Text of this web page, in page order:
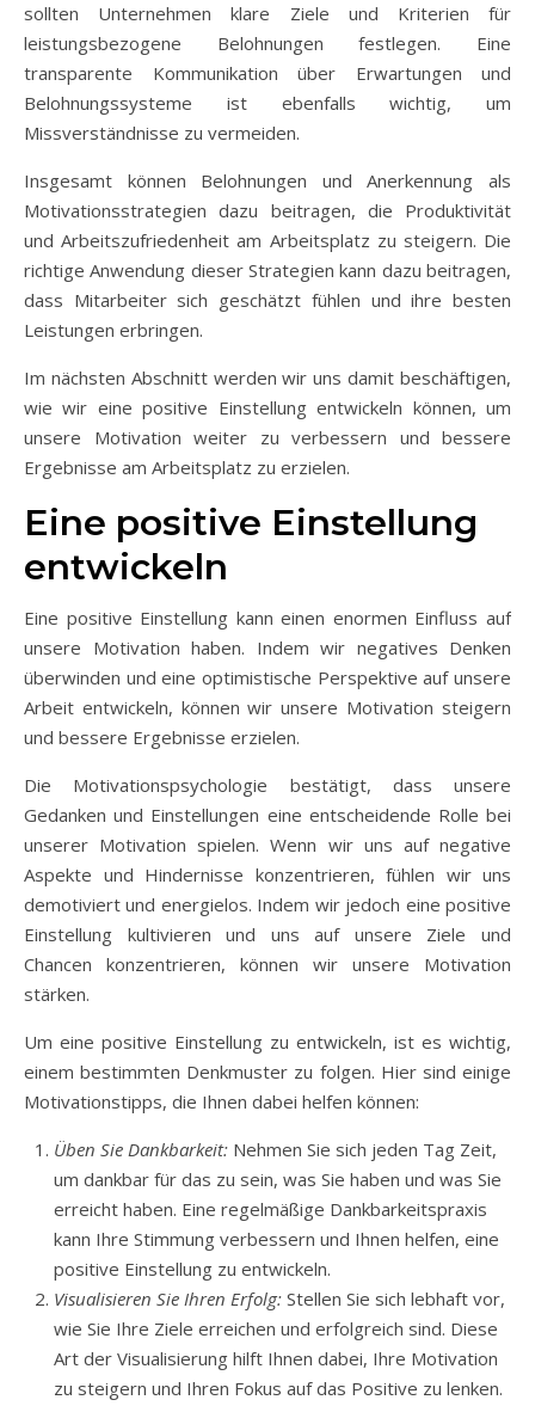
sollten Unternehmen klare Ziele und Kriterien für
leistungsbezogene Belohnungen festlegen. Eine
transparente Kommunikation über Erwartungen und
Belohnungssysteme ist ebenfalls wichtig, um
Missverständnisse zu vermeiden.
Insgesamt können Belohnungen und Anerkennung als
Motivationsstrategien dazu beitragen, die Produktivität
und Arbeitszufriedenheit am Arbeitsplatz zu steigern. Die
richtige Anwendung dieser Strategien kann dazu beitragen,
dass Mitarbeiter sich geschätzt fühlen und ihre besten
Leistungen erbringen.
Im nächsten Abschnitt werden wir uns damit beschäftigen,
wie wir eine positive Einstellung entwickeln können, um
unsere Motivation weiter zu verbessern und bessere
Ergebnisse am Arbeitsplatz zu erzielen.
Eine positive Einstellung
entwickeln
Eine positive Einstellung kann einen enormen Einfluss auf
unsere Motivation haben. Indem wir negatives Denken
überwinden und eine optimistische Perspektive auf unsere
Arbeit entwickeln, können wir unsere Motivation steigern
und bessere Ergebnisse erzielen.
Die Motivationspsychologie bestätigt, dass unsere
Gedanken und Einstellungen eine entscheidende Rolle bei
unserer Motivation spielen. Wenn wir uns auf negative
Aspekte und Hindernisse konzentrieren, fühlen wir uns
demotiviert und energielos. Indem wir jedoch eine positive
Einstellung kultivieren und uns auf unsere Ziele und
Chancen konzentrieren, können wir unsere Motivation
stärken.
Um eine positive Einstellung zu entwickeln, ist es wichtig,
einem bestimmten Denkmuster zu folgen. Hier sind einige
Motivationstipps, die Ihnen dabei helfen können:
Üben Sie Dankbarkeit: Nehmen Sie sich jeden Tag Zeit,
um dankbar für das zu sein, was Sie haben und was Sie
erreicht haben. Eine regelmäßige Dankbarkeitspraxis
kann Ihre Stimmung verbessern und Ihnen helfen, eine
positive Einstellung zu entwickeln.
Visualisieren Sie Ihren Erfolg: Stellen Sie sich lebhaft vor,
wie Sie Ihre Ziele erreichen und erfolgreich sind. Diese
Art der Visualisierung hilft Ihnen dabei, Ihre Motivation
zu steigern und Ihren Fokus auf das Positive zu lenken.